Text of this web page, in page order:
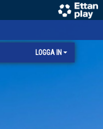
LOGGA IN